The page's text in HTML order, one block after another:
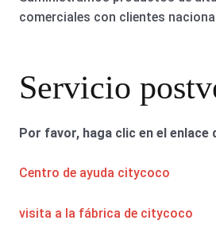
comerciales con clientes
Servicio
Por favor, haga clic en el enlace
Centro de ayuda citycoco
visita a la fábrica de citycoco